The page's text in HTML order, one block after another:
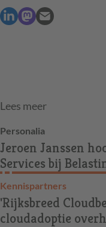
Lees meer
Personalia
Jeroen Janssen
Services bij
Kennispartners
'Rijksbreed
cloudadoptie